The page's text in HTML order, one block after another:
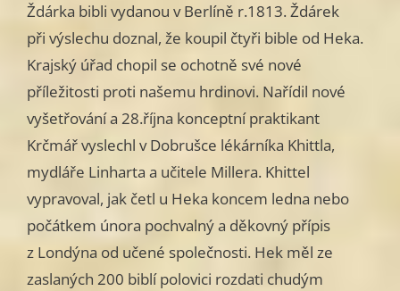
Ždárka bibli vydanou v Berlíně r.1813. Ždárek
při výslechu doznal, že koupil čtyři bible od Heka.
Krajský úřad chopil se ochotně své nové
příležitosti proti našemu hrdinovi. Nařídil nové
vyšetřování a 28.října konceptní praktikant
Krčmář vyslechl v Dobrušce lékárníka Khittla,
mydláře Linharta a učitele Millera. Khittel
vypravoval, jak četl u Heka koncem ledna nebo
počátkem února pochvalný a děkovný přípis
z Londýna od učené společnosti. Hek měl ze
zaslaných 200 biblí polovici rozdati chudým